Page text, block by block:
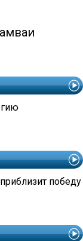
победу